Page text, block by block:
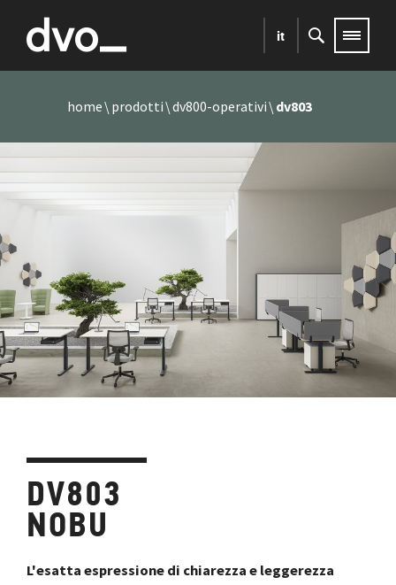
it
home prodotti dv800-operativi dv803
DV803
NOBU
L'esatta espressione di chiarezza e leggerezza